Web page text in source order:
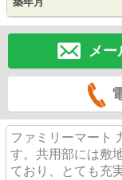
メー
ファミリーマート
す。共用部には敷
ており、とても充